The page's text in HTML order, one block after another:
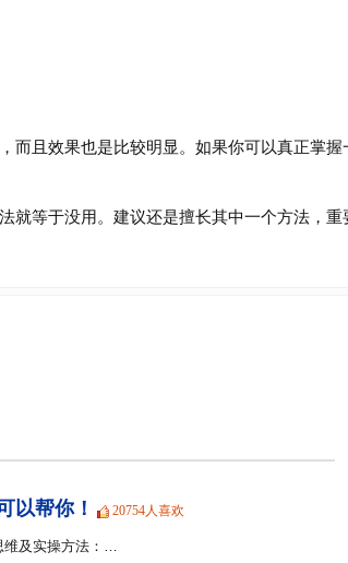
且效果也是比较明显。如果你可以真正掌握
等于没用。建议还是擅长其中一个方法，重
以帮你！ 20754人喜欢
维及实操方法：…